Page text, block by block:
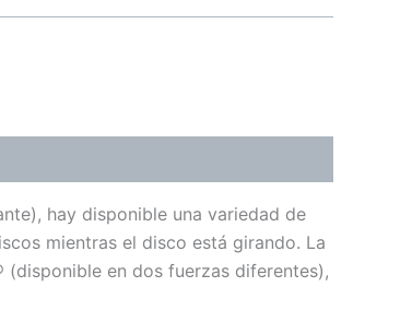
hay disponible una variedad de
mientras el disco está girando. La
en dos fuerzas diferentes),